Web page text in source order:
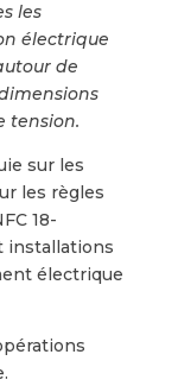
les
électrique
de
tension.
sur les
les règles
18-
installations
électrique